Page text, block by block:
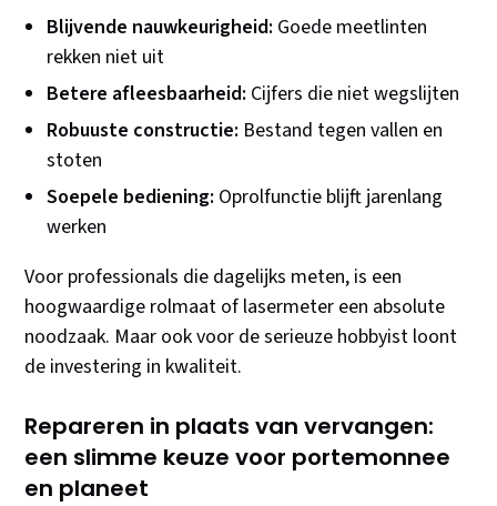
Blijvende nauwkeurigheid: Goede meetlinten
rekken niet uit
Betere afleesbaarheid: Cijfers die niet wegslijten
Robuuste constructie: Bestand tegen vallen en
stoten
Soepele bediening: Oprolfunctie blijft jarenlang
werken
Voor professionals die dagelijks meten, is een
hoogwaardige rolmaat of lasermeter een absolute
noodzaak. Maar ook voor de serieuze hobbyist loont
de investering in kwaliteit.
Repareren in plaats van vervangen:
een slimme keuze voor portemonnee
en planeet